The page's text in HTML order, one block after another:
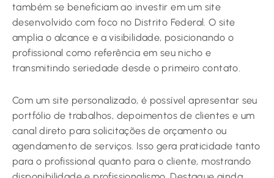
também se beneficiam ao investir em um site
desenvolvido com foco no Distrito Federal. O site
amplia o alcance e a visibilidade, posicionando o
profissional como referência em seu nicho e
transmitindo seriedade desde o primeiro contato.
Com um site personalizado, é possível apresentar seu
portfólio de trabalhos, depoimentos de clientes e um
canal direto para solicitações de orçamento ou
agendamento de serviços. Isso gera praticidade tanto
para o profissional quanto para o cliente, mostrando